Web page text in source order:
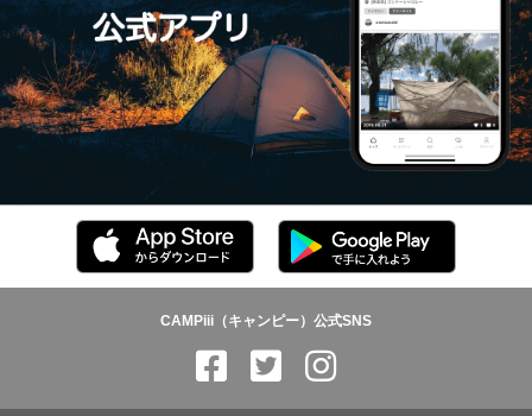
CAMPiii（キャンピー）公式SNS